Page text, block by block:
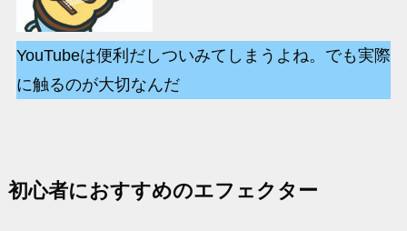
YouTubeは便利だしついみてしまうよね。でも実際
に触るのが大切なんだ
初心者におすすめのエフェクター